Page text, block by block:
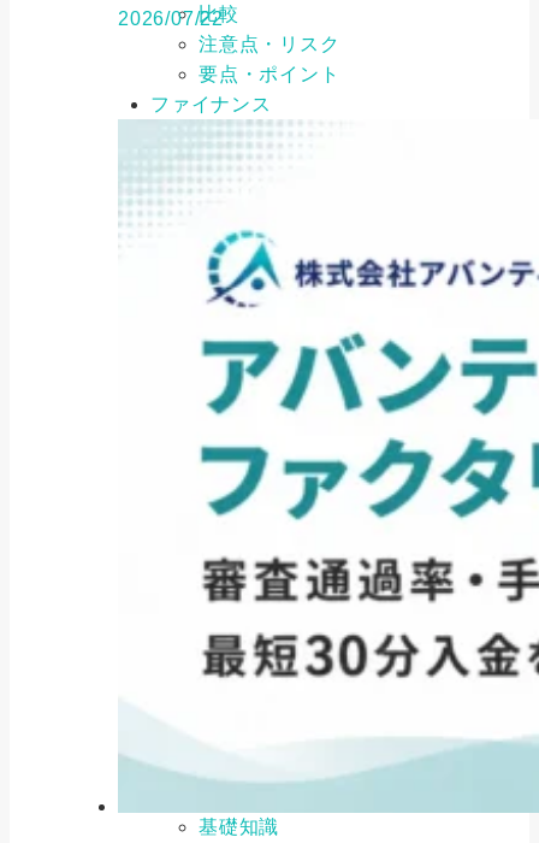
2026/07/22
比較
注意点・リスク
要点・ポイント
ファイナンス
メリット・デメリット
事例・ケーススタディ
基礎知識
注意点・リスク
要点・ポイント
ファクタリング
メリット・デメリット
事例・ケーススタディ
基礎知識
注意点・リスク
要点・ポイント
メリット・デメリット
事例・ケーススタディ
比較
注意点・リスク
メリット・デメリット
基礎知識